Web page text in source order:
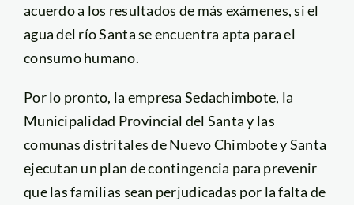
acuerdo a los resultados de más exámenes, si el
agua del río Santa se encuentra apta para el
consumo humano.
Por lo pronto, la empresa Sedachimbote, la
Municipalidad Provincial del Santa y las
comunas distritales de Nuevo Chimbote y Santa
ejecutan un plan de contingencia para prevenir
que las familias sean perjudicadas por la falta de